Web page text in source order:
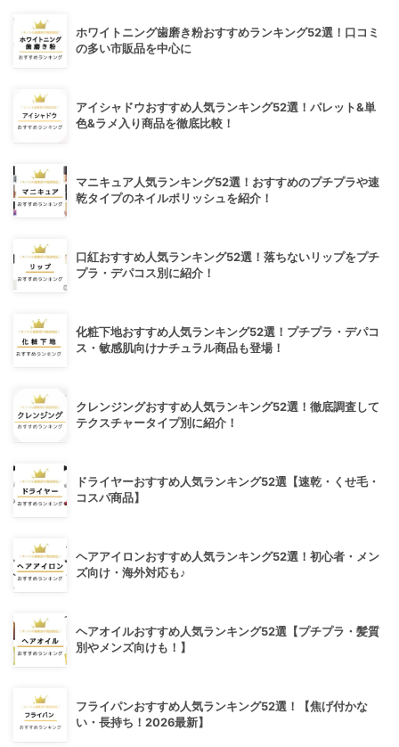
ホワイトニング歯磨き粉おすすめランキング52選！口コミ
の多い市販品を中心に
アイシャドウおすすめ人気ランキング52選！パレット&単
色&ラメ入り商品を徹底比較！
マニキュア人気ランキング52選！おすすめのプチプラや速
乾タイプのネイルポリッシュを紹介！
口紅おすすめ人気ランキング52選！落ちないリップをプチ
プラ・デパコス別に紹介！
化粧下地おすすめ人気ランキング52選！プチプラ・デパコ
ス・敏感肌向けナチュラル商品も登場！
クレンジングおすすめ人気ランキング52選！徹底調査して
テクスチャータイプ別に紹介！
ドライヤーおすすめ人気ランキング52選【速乾・くせ毛・
コスパ商品】
ヘアアイロンおすすめ人気ランキング52選！初心者・メン
ズ向け・海外対応も♪
ヘアオイルおすすめ人気ランキング52選【プチプラ・髪質
別やメンズ向けも！】
フライパンおすすめ人気ランキング52選！【焦げ付かな
い・長持ち！2026最新】